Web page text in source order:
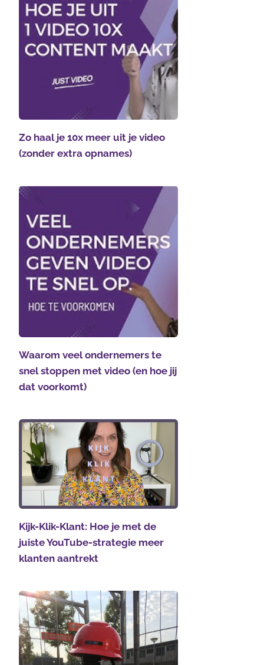
Zo haal je 10x meer uit je video
(zonder extra opnames)
Waarom veel ondernemers te
snel stoppen met video (en hoe jij
dat voorkomt)
Kijk-Klik-Klant: Hoe je met de
juiste YouTube-strategie meer
klanten aantrekt